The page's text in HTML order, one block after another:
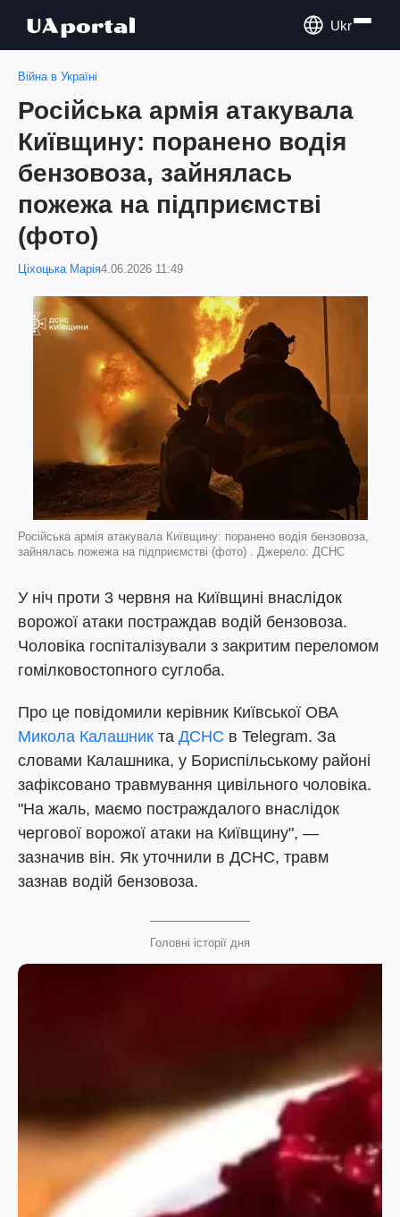
Ukr
Війна в Україні
Російська армія атакувала
Київщину: поранено водія
бензовоза, зайнялась
пожежа на підприємстві
(фото)
Ціхоцька Марія4.06.2026 11:49
Російська армія атакувала Київщину: поранено водія бензовоза,
зайнялась пожежа на підприємстві (фото) . Джерело: ДСНС
У ніч проти 3 червня на Київщині внаслідок
ворожої атаки постраждав водій бензовоза.
Чоловіка госпіталізували з закритим переломом
гомілковостопного суглоба.
Про це повідомили керівник Київської ОВА
Микола Калашник та ДСНС в Telegram. За
словами Калашника, у Бориспільському районі
зафіксовано травмування цивільного чоловіка.
"На жаль, маємо постраждалого внаслідок
чергової ворожої атаки на Київщину", —
зазначив він. Як уточнили в ДСНС, травм
зазнав водій бензовоза.
Головні історії дня